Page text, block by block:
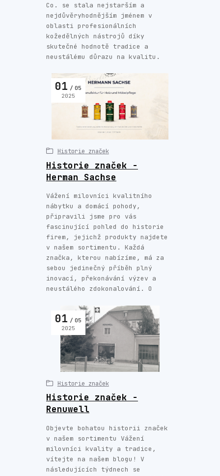
Co. se stala nejstarším a
nejdůvěryhodnějším jménem v
oblasti profesionálních
kožedělných nástrojů díky
skutečné hodnotě tradice a
neustálému důrazu na kvalitu.
Historie značek -
Herman Sachse
01
05
2025
Historie značek
Vážení milovníci kvalitního
nábytku a domácí pohody,
připravili jsme pro vás
fascinující pohled do historie
firem, jejichž produkty najdete
v našem sortimentu. Každá
značka, kterou nabízíme, má za
sebou jedinečný příběh plný
inovací, překonávání výzev a
neustálého zdokonalování. O
Historie značek -
Renuwell
01
05
2025
Historie značek
Objevte bohatou historii značek
v našem sortimentu Vážení
milovníci kvality a tradice,
vítejte na našem blogu! V
následujících týdnech se